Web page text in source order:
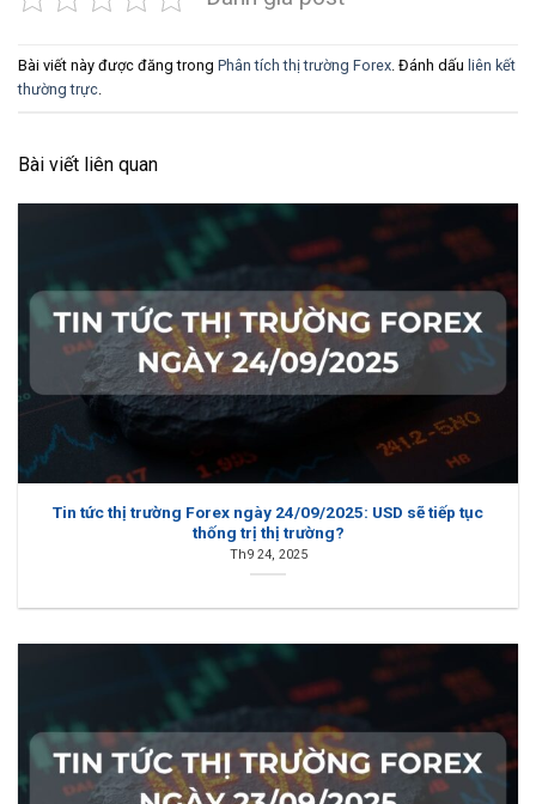
Bài viết này được đăng trong Phân tích thị trường Forex . Đánh dấu liên kết
thường trực
Bài viết liên quan
Tin tức thị trường Forex ngày 24/09/2025: USD sẽ tiếp tục
thống trị thị trường?
Th9 24, 2025